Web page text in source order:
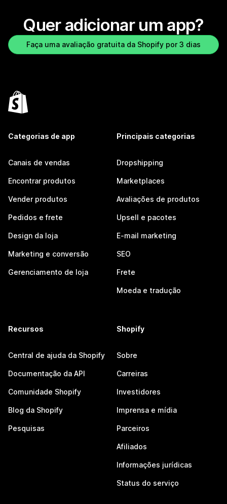
Quer adicionar um app?
Faça uma avaliação gratuita da Shopify por 3 dias
Categorias de app
Canais de vendas
Encontrar produtos
Vender produtos
Pedidos e frete
Design da loja
Marketing e conversão
Gerenciamento de loja
Principais categorias
Dropshipping
Marketplaces
Avaliações de produtos
Upsell e pacotes
E-mail marketing
SEO
Frete
Moeda e tradução
Recursos
Central de ajuda da Shopify
Documentação da API
Comunidade Shopify
Blog da Shopify
Pesquisas
Shopify
Sobre
Carreiras
Investidores
Imprensa e mídia
Parceiros
Afiliados
Informações jurídicas
Status do serviço